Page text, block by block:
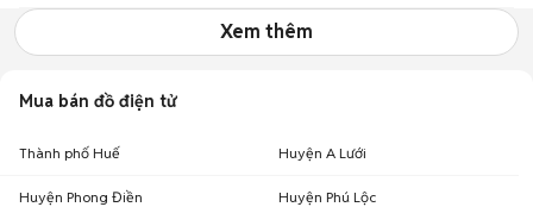
Xem thêm
Mua bán đồ điện tử
Thành phố Huế Huyện A Lưới
Huyện Phong Điền Huyện Phú Lộc